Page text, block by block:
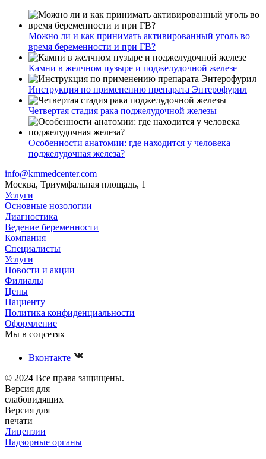
Можно ли и как принимать активированный уголь во
время беременности и при ГВ?
Камни в желчном пузыре и поджелудочной железе
Инструкция по применению препарата Энтерофурил
Четвертая стадия рака поджелудочной железы
Особенности анатомии: где находится у человека
поджелудочная железа?
info@kmmedcenter.com
Москва, Триумфальная площадь, 1
Услуги
Основные нозологии
Диагностика
Ведение беременности
Компания
Специалисты
Услуги
Новости и акции
Филиалы
Цены
Пациенту
Политика конфиденциальности
Оформление
Мы в соцсетях
Вконтакте
© 2024 Все права защищены.
Версия для
слабовидящих
Версия для
печати
Лицензии
Надзорные органы